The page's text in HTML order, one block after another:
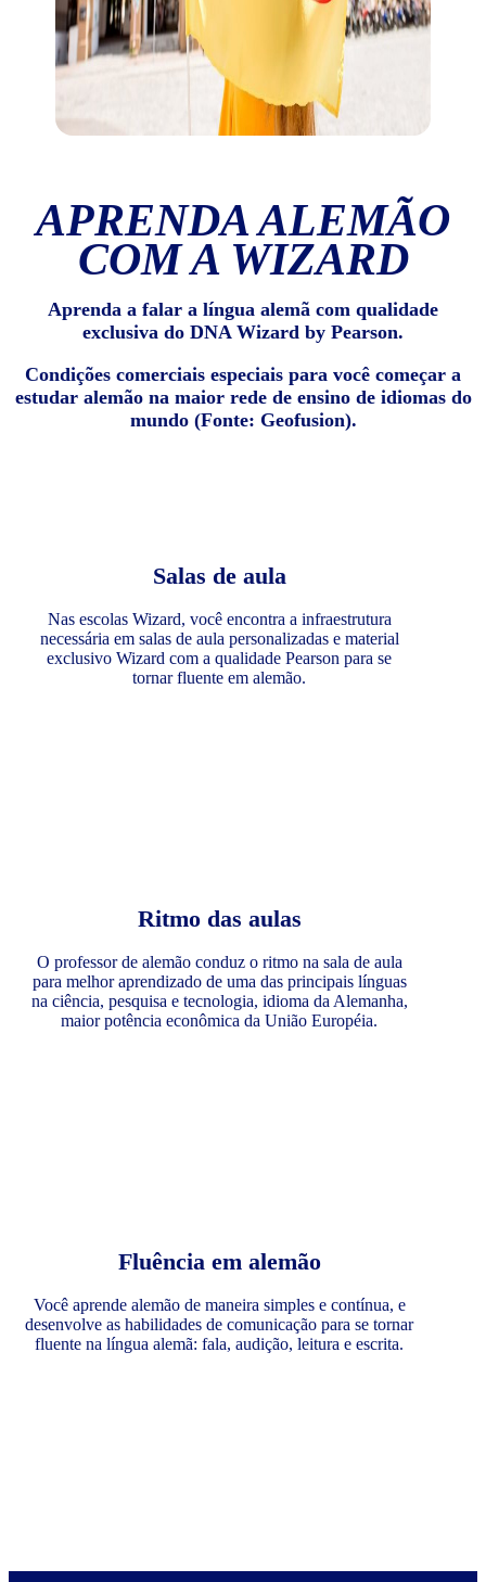
APRENDA ALEMÃO
COM A WIZARD
Aprenda a falar a língua alemã com qualidade
exclusiva do DNA Wizard by Pearson.
Condições comerciais especiais para você começar a
estudar alemão na maior rede de ensino de idiomas do
mundo (Fonte: Geofusion).
Salas de aula
Nas escolas Wizard, você encontra a infraestrutura
necessária em salas de aula personalizadas e material
exclusivo Wizard com a qualidade Pearson para se
tornar fluente em alemão.
Ritmo das aulas
O professor de alemão conduz o ritmo na sala de aula
para melhor aprendizado de uma das principais línguas
na ciência, pesquisa e tecnologia, idioma da Alemanha,
maior potência econômica da União Européia.
Fluência em alemão
Você aprende alemão de maneira simples e contínua, e
desenvolve as habilidades de comunicação para se tornar
fluente na língua alemã: fala, audição, leitura e escrita.